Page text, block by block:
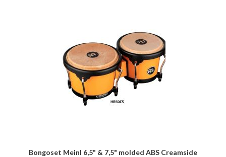
Bongoset Meinl 6,5" & 7,5" molded ABS Creamside